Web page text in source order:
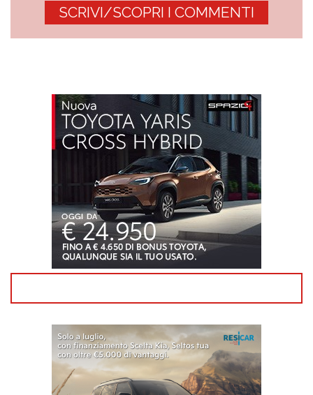
SCRIVI/SCOPRI I COMMENTI